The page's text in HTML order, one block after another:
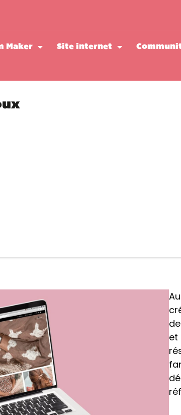
Maker Site internet
et